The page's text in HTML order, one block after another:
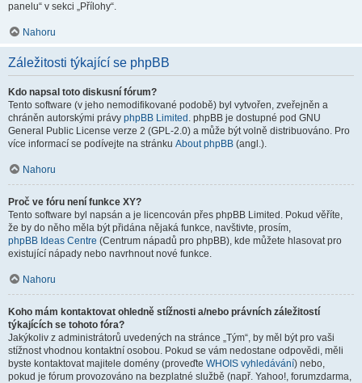
panelu“ v sekci „Přílohy“.
Nahoru
Záležitosti týkající se phpBB
Kdo napsal toto diskusní fórum?
Tento software (v jeho nemodifikované podobě) byl vytvořen, zveřejněn a
chráněn autorskými právy phpBB Limited . phpBB je dostupné pod GNU
General Public License verze 2 (GPL-2.0) a může být volně distribuováno. Pro
více informací se podívejte na stránku About phpBB (angl.).
Nahoru
Proč ve fóru není funkce XY?
Tento software byl napsán a je licencován přes phpBB Limited. Pokud věříte,
že by do něho měla být přidána nějaká funkce, navštivte, prosím,
phpBB Ideas Centre (Centrum nápadů pro phpBB), kde můžete hlasovat pro
existující nápady nebo navrhnout nové funkce.
Nahoru
Koho mám kontaktovat ohledně stížnosti a/nebo právních záležitostí
týkajících se tohoto fóra?
Jakýkoliv z administrátorů uvedených na stránce „Tým“, by měl být pro vaši
stížnost vhodnou kontaktní osobou. Pokud se vám nedostane odpovědi, měli
byste kontaktovat majitele domény (proveďte WHOIS vyhledávání) nebo,
pokud je fórum provozováno na bezplatné službě (např. Yahoo!, forumzdarma,